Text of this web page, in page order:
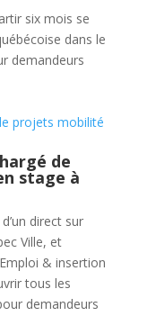
six mois se
dans le
demandeurs
de
stage à
direct sur
Ville, et
& insertion
tous les
demandeurs